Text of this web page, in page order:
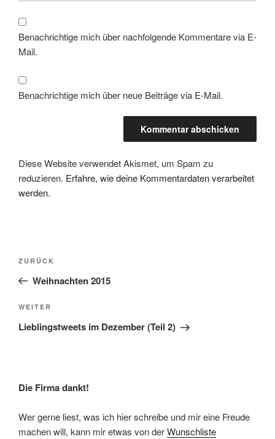
Benachrichtige mich über nachfolgende Kommentare via E-
Mail.
Benachrichtige mich über neue Beiträge via E-Mail.
Diese Website verwendet Akismet, um Spam zu
reduzieren. Erfahre, wie deine Kommentardaten verarbeitet
werden.
Beitragsnavigation
Vorheriger
Beitrag
ZURÜCK
Weihnachten 2015
Nächster
Beitrag
WEITER
Lieblingstweets im Dezember (Teil 2)
Die Firma dankt!
Wer gerne liest, was ich hier schreibe und mir eine Freude
machen will, kann mir etwas von derWunschliste